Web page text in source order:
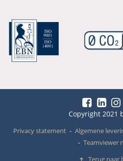
Copyright 2021
Privacy statement Algemene
Teamviewer